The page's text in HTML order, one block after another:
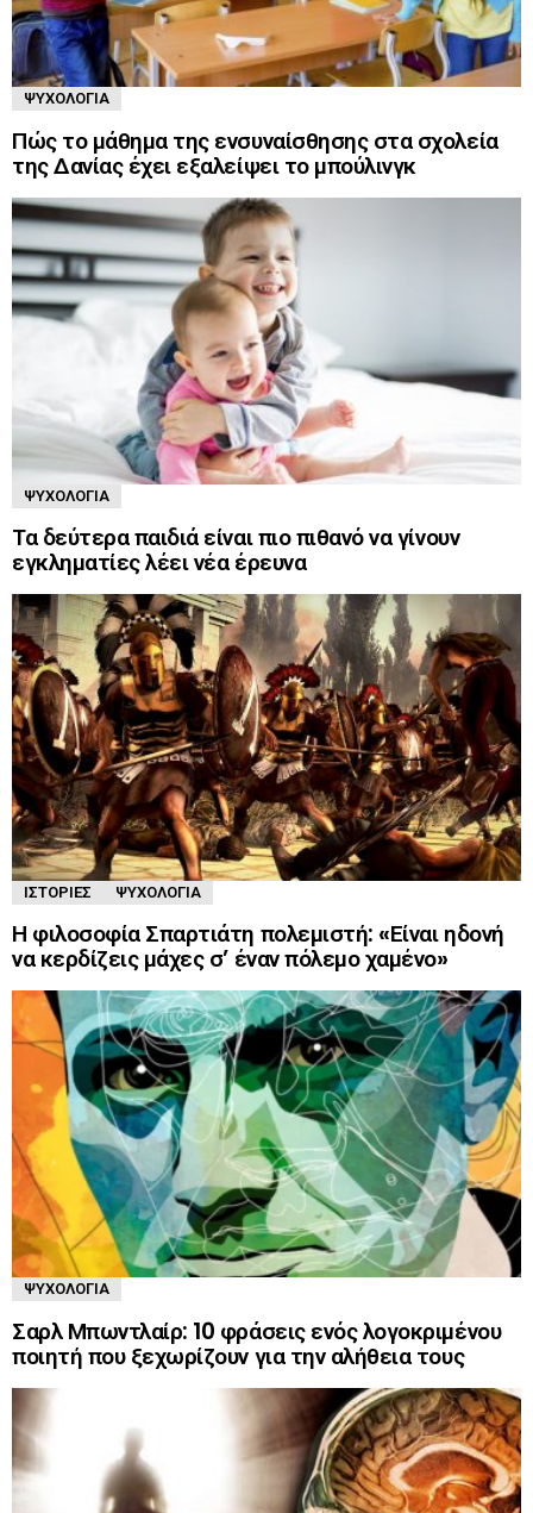
ΨΥΧΟΛΟΓΊΑ
Πώς το μάθημα της ενσυναίσθησης στα σχολεία
της Δανίας έχει εξαλείψει το μπούλινγκ
ΨΥΧΟΛΟΓΊΑ
Τα δεύτερα παιδιά είναι πιο πιθανό να γίνουν
εγκληματίες λέει νέα έρευνα
ΙΣΤΟΡΊΕΣ ΨΥΧΟΛΟΓΊΑ
Η φιλοσοφία Σπαρτιάτη πολεμιστή: «Είναι ηδονή
να κερδίζεις μάχες σ’ έναν πόλεμο χαμένο»
ΨΥΧΟΛΟΓΊΑ
Σαρλ Μπωντλαίρ: 10 φράσεις ενός λογοκριμένου
ποιητή που ξεχωρίζουν για την αλήθεια τους